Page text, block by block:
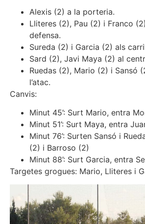
Alexis (2) a la porteria.
Lliteres (2), Pau (2) i Franco
defensa.
Sureda (2) i Garcia (2) als
Sard (2), Javi Maya (2) al
Ruedas (2), Mario (2) i Sansó
l’atac.
Canvis:
Minut 45’: Surt Mario, entra
Minut 51’: Surt Maya, entra
Minut 76’: Surten Sansó i
(2) i Barroso (2)
Minut 88’: Surt Garcia, entra
Targetes grogues: Mario, Lliteres i